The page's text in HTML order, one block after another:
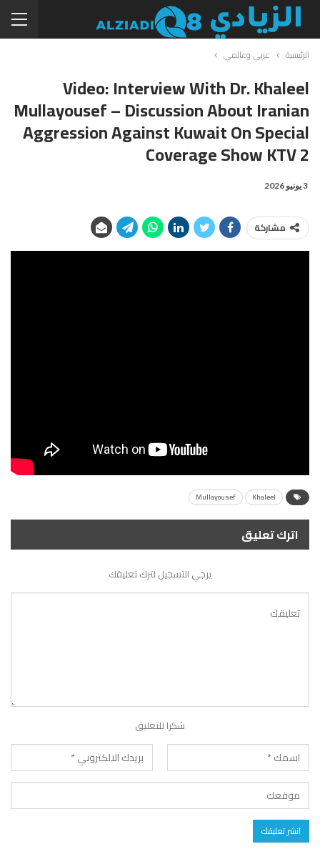
الرئيسية عربي وعالمي
Video: Interview With Dr. Khaleel
Mullayousef – Discussion About Iranian
Aggression Against Kuwait On Special
Coverage Show KTV 2
3 يونيو 2026
مشاركة
Khaleel
Mullayousef
اترك تعليق
يرجي التسجيل لترك تعليقك
شكرا للتعليق